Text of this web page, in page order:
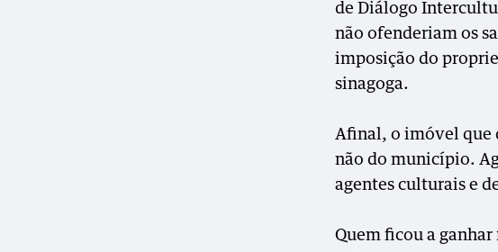
de Diálogo
não ofenderiam os
imposição do
sinagoga.
Afinal, o imóvel que
não do município.
agentes culturais e
Quem ficou a